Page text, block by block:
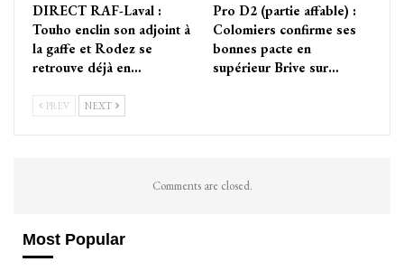
DIRECT RAF-Laval :
Touho enclin son adjoint à
la gaffe et Rodez se
retrouve déjà en…
Pro D2 (partie affable) :
Colomiers confirme ses
bonnes pacte en
supérieur Brive sur…
PREV NEXT
Comments are closed.
Most Popular